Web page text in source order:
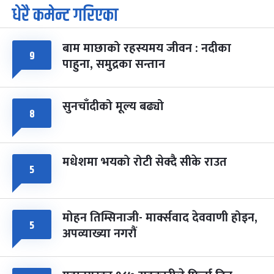
७
आइत
पूर्णिमा व्रत
चैत्र ७, २०८३-Mar 21, 2027
८
सोम
फागुपूर्णिमा
चैत्र ८, २०८३-Mar 22, 2027
७ महिना बाँकी
धेरै कमेन्ट गरिएका
९ बाम माछाको रहस्यमय जीवन : नदीका
पाहुना, समुद्रका सन्तान
८ सुनचाँदीको मूल्य बढ्यो
५ मधेशमा भयको रोटी सेक्दै सीके राउत
५ मोहन तिम्सिनाजी- मार्क्सवाद देववाणी होइन,
अपव्याख्या नगरौं